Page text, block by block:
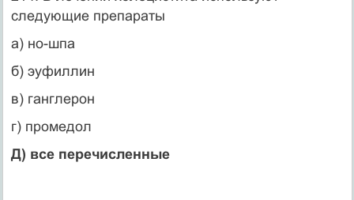
следующие препараты
а) но-шпа
б) эуфиллин
в) ганглерон
г) промедол
Д) все перечисленные